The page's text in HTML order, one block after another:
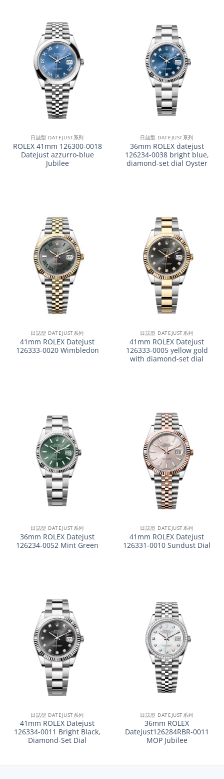
日誌型 DATEJUST系列
ROLEX 41mm 126300-0018
Datejust azzurro-blue
Jubilee
日誌型 DATEJUST系列
36mm ROLEX datejust
126234-0038 bright blue,
diamond-set dial Oyster
日誌型 DATEJUST系列
41mm ROLEX Datejust
126333-0020 Wimbledon
日誌型 DATEJUST系列
41mm ROLEX Datejust
126333-0005 yellow gold
with diamond-set dial
日誌型 DATEJUST系列
36mm ROLEX Datejust
126234-0052 Mint Green
日誌型 DATEJUST系列
41mm ROLEX Datejust
126331-0010 Sundust Dial
日誌型 DATEJUST系列
41mm ROLEX Datejust
126334-0011 Bright Black,
Diamond-Set Dial
日誌型 DATEJUST系列
36mm ROLEX
Datejust126284RBR-0011
MOP Jubilee